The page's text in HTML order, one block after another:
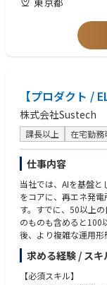
の最大化
・所属組織の専門性
管理、実行までを各
各事業におけるデジタ
事業にとってなにをす
います。
事業によって、運用
構築からいずれのケー
しています。
▼所属組織に対する専
デジタルマーケティ
強化活動も行っていた
具体的には実行施策
例のキャッチアップと
横断マーケティング部
グ、レポーティング
・デジタル広告のイ
- 戦略立案、施策実
・デジタルマーケテ
・データと論理的根
理的思考力
・事業責任者、外部代
達成に向けて推進でき
・事業内容、体制、
に対応できる適応力
◆歓迎スキル
・インターネットサ
グの経験が豊富な方
・デジタル系の広告
・様々な業種の広告
・広告の効果計測や
等)
・組織またはチームメ
・デジタル広告に限
【プロダクト /
株式会社Sustech
課長以上 在宅勤務
仕事内容
当社では、AIを基盤
をコアに、再エネ発
す。すでに、50以上
のものも含めると100
後、より複雑な運用
いが急拡大していく中
を、業界をリードする
あり、成長の根幹で
求める経験 / スキ
【必須スキル】